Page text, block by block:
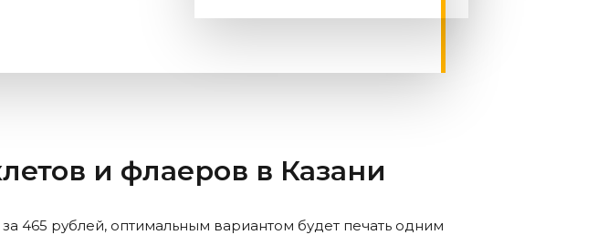
и флаеров в Казани
465 рублей, оптимальным вариантом будет печать одним